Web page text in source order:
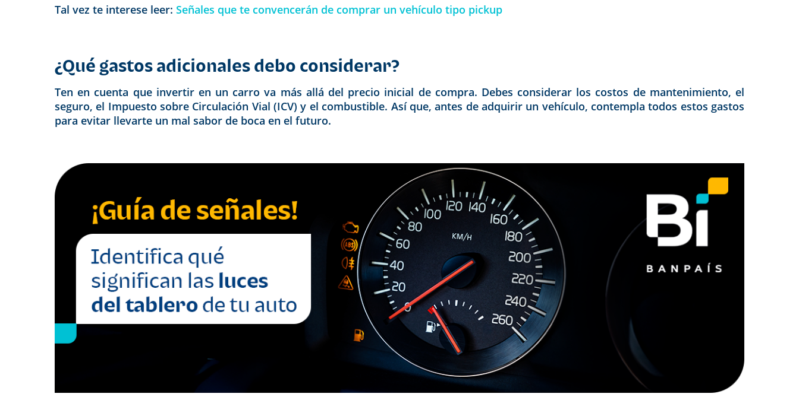
Tal vez te interese leer: Señales que te convencerán de comprar un vehículo tipo pickup
¿Qué gastos adicionales debo considerar?
Ten en cuenta que invertir en un carro va más allá del precio inicial de compra. Debes considerar los costos de mantenimiento, el
seguro, el Impuesto sobre Circulación Vial (ICV) y el combustible. Así que, antes de adquirir un vehículo, contempla todos estos gastos
para evitar llevarte un mal sabor de boca en el futuro.